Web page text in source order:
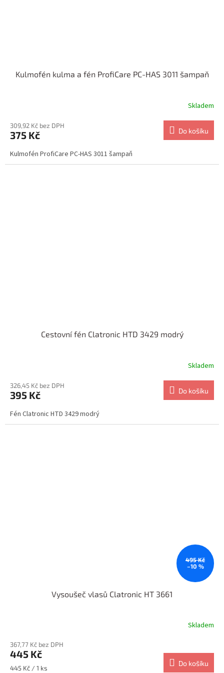
Kulmofén kulma a fén ProfiCare PC-HAS 3011 šampaň
Skladem
309,92 Kč bez DPH
375 Kč Do košíku
Kulmofén ProfiCare PC-HAS 3011 šampaň
Cestovní fén Clatronic HTD 3429 modrý
Skladem
326,45 Kč bez DPH
395 Kč Do košíku
Fén Clatronic HTD 3429 modrý
495 Kč
–10 %
Vysoušeč vlasů Clatronic HT 3661
Skladem
367,77 Kč bez DPH
445 Kč
Měrná
445 Kč / 1 ks
Do košíku